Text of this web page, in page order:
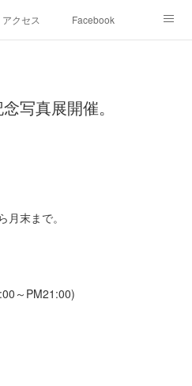
アクセス Facebook
写真展開催。
末まで。
～PM21:00)